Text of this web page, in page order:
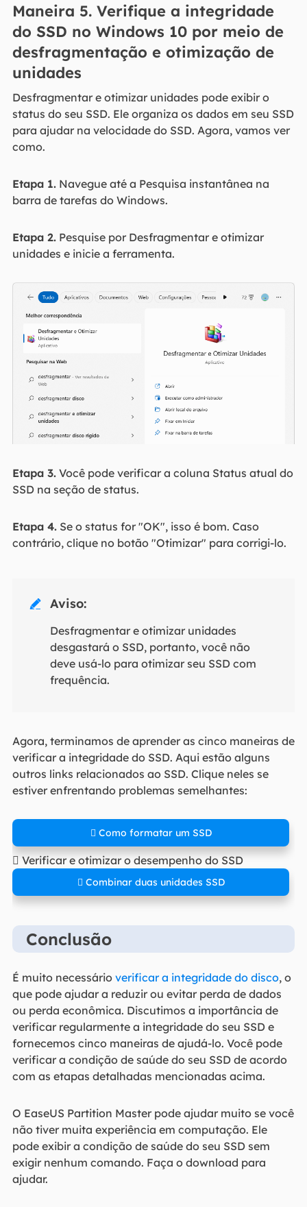
Maneira 5. Verifique a integridade
do SSD no Windows 10 por meio de
desfragmentação e otimização de
unidades
Desfragmentar e otimizar unidades pode exibir o
status do seu SSD. Ele organiza os dados em seu SSD
para ajudar na velocidade do SSD. Agora, vamos ver
como.
Etapa 1.Navegue até a Pesquisa instantânea na
barra de tarefas do Windows.
Etapa 2.Pesquise por Desfragmentar e otimizar
unidades e inicie a ferramenta.
Etapa 3.Você pode verificar a coluna Status atual do
SSD na seção de status.
Etapa 4.Se o status for "OK", isso é bom. Caso
contrário, clique no botão "Otimizar" para corrigi-lo.
 Aviso:
Desfragmentar e otimizar unidades
desgastará o SSD, portanto, você não
deve usá-lo para otimizar seu SSD com
frequência.
Agora, terminamos de aprender as cinco maneiras de
verificar a integridade do SSD. Aqui estão alguns
outros links relacionados ao SSD. Clique neles se
estiver enfrentando problemas semelhantes:
 Como formatar um SSD
 Verificar e otimizar o desempenho do SSD
 Combinar duas unidades SSD
Conclusão
É muito necessário verificar a integridade do disco, o
que pode ajudar a reduzir ou evitar perda de dados
ou perda econômica. Discutimos a importância de
verificar regularmente a integridade do seu SSD e
fornecemos cinco maneiras de ajudá-lo. Você pode
verificar a condição de saúde do seu SSD de acordo
com as etapas detalhadas mencionadas acima.
O EaseUS Partition Master pode ajudar muito se você
não tiver muita experiência em computação. Ele
pode exibir a condição de saúde do seu SSD sem
exigir nenhum comando. Faça o download para
ajudar.